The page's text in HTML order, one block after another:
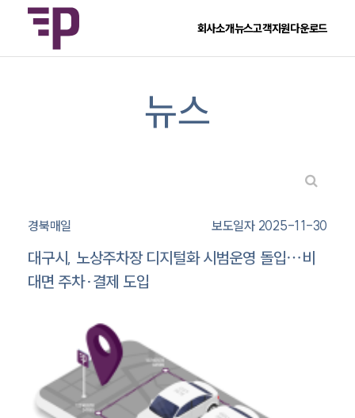
회사소개뉴스고객지원다운로드
뉴스
경북매일 보도일자 2025-11-30
대구시, 노상주차장 디지털화 시범운영 돌입⋯비
대면 주차·결제 도입